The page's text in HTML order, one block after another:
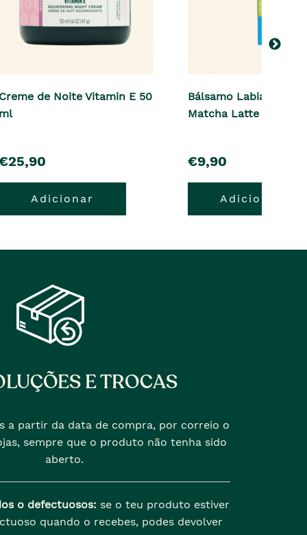
Creme de Noite Vitamin E 50
ml
Adicionar
Bálsamo Labial Born
Matcha Latte 10 ml
pre�o
€9,90
Adicionar
E TROCAS
a partir da data de compra, por correio o
sempre que o produto não tenha sido
aberto.
o defectuosos: se o teu produto estiver
quando o recebes, podes devolver